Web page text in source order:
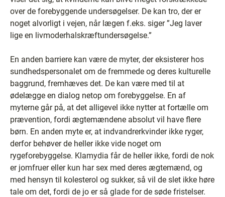
over de forebyggende undersøgelser. De kan tro, der er
noget alvorligt i vejen, når lægen f.eks. siger ”Jeg laver
lige en livmoderhalskræftundersøgelse.”
En anden barriere kan være de myter, der eksisterer hos
sundhedspersonalet om de fremmede og deres kulturelle
baggrund, fremhæves det. De kan være med til at
ødelægge en dialog netop om forebyggelse. En af
myterne går på, at det alligevel ikke nytter at fortælle om
prævention, fordi ægtemændene absolut vil have flere
børn. En anden myte er, at indvandrerkvinder ikke ryger,
derfor behøver de heller ikke vide noget om
rygeforebyggelse. Klamydia får de heller ikke, fordi de nok
er jomfruer eller kun har sex med deres ægtemænd, og
med hensyn til kolesterol og sukker, så vil de slet ikke høre
tale om det, fordi de jo er så glade for de søde fristelser.